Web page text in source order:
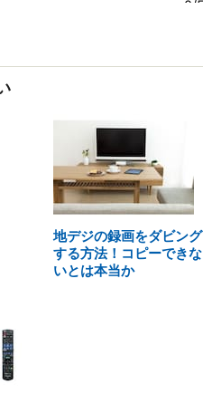
地デジの録画をダビング
する方法！コピーできな
いとは本当か